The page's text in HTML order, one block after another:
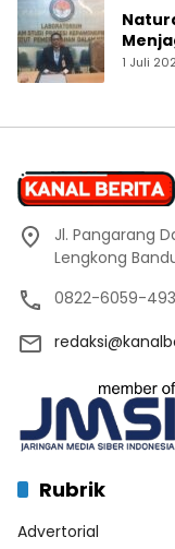
1 Juli
Jl. Pangarang
Lengkong
0822-6059-
Rubrik
Advertorial